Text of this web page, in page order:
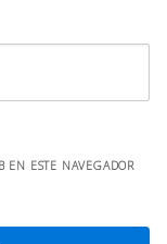
EN ESTE NAVEGADOR